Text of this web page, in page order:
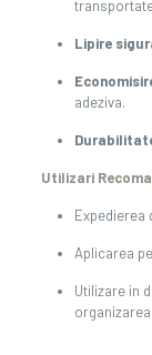
Lipire
adeziva.
Utilizari
Aplicarea
Utilizare in